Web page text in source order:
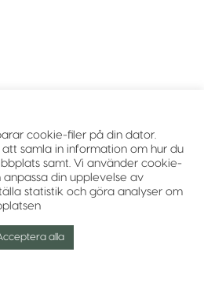
cookie-filer på din dator.
samla in information om hur du
samt. Vi använder cookie-
din upplevelse av
statistik och göra analyser om
alla